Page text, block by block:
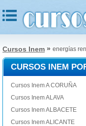
Cursos Inem » energías
CURSOS INEM
Cursos Inem A CORUÑA
Cursos Inem ALAVA
Cursos Inem ALBACETE
Cursos Inem ALICANTE